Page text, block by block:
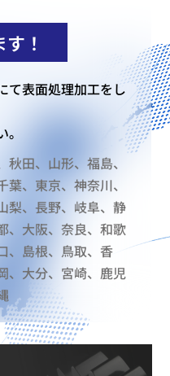
！
て表面処理加工をし
田、山形、福島、
、東京、神奈川、
梨、長野、岐阜、静
、大阪、奈良、和歌
、島根、鳥取、香
、大分、宮崎、鹿児